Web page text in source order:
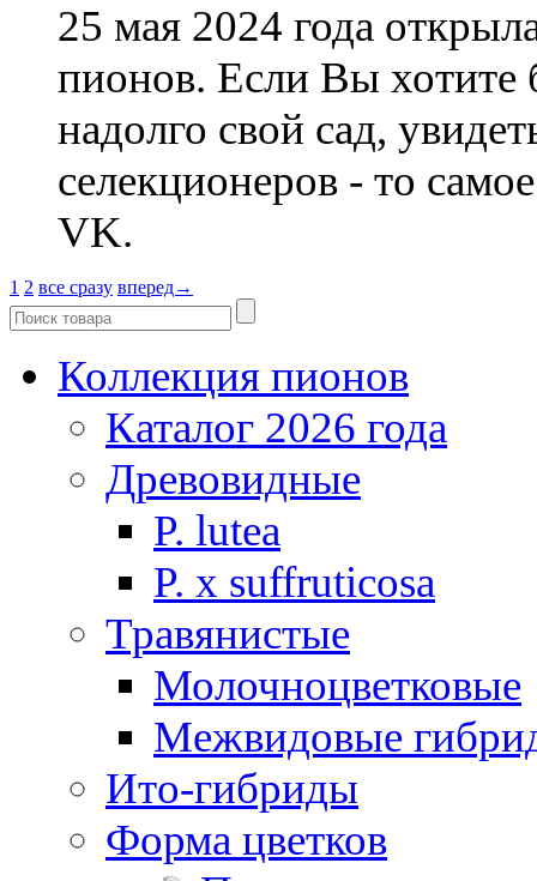
25 мая 2024 года
пионов. Если Вы хотите
надолго свой сад,
селекционеров - то
VK.
1 2 все сразу вперед→
Коллекция пионов
Каталог 2026 года
Древовидные
P. lutea
P. х suffruticosa
Травянистые
Молочноцветковые
Межвидовые
Ито-гибриды
Форма цветков